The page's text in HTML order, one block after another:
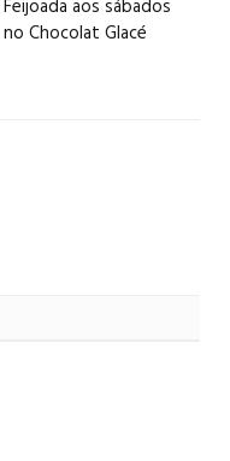
Feijoada aos sábados
no Chocolat Glacé